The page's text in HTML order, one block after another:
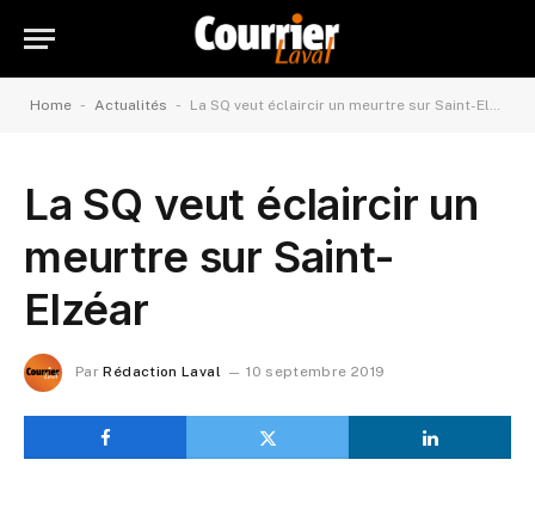
Home - Actualités - La SQ veut éclaircir un meurtre sur Saint-Elzéar
La SQ veut éclaircir un
meurtre sur Saint-
Elzéar
Par Rédaction Laval 10 septembre 2019